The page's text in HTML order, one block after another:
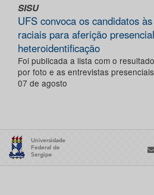
SISU
UFS convoca os candidatos
raciais para aferição
heteroidentificação
Foi publicada a lista com o
por foto e as entrevistas
07 de agosto